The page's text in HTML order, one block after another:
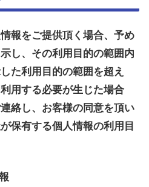
報をご提供頂く場合、予め
し、その利用目的の範囲内
た利用目的の範囲を超え
用する必要が生じた場合
絡し、お客様の同意を頂い
保有する個人情報の利用目